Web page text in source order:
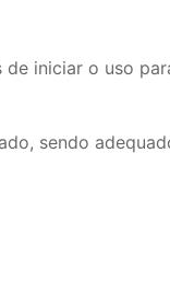
iniciar o uso
sendo